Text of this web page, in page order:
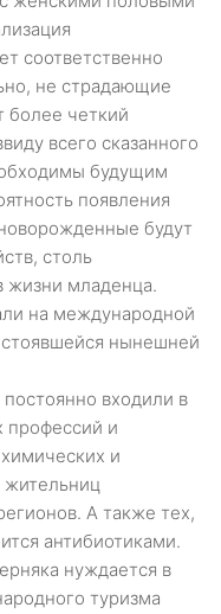
соответственно
не страдающие
четкий
всего сказанного
будущим
появления
будут
столь
жизни младенца.
на международной
нынешней
входили в
профессий и
и
жительниц
А также тех,
антибиотиками.
нуждается в
туризма